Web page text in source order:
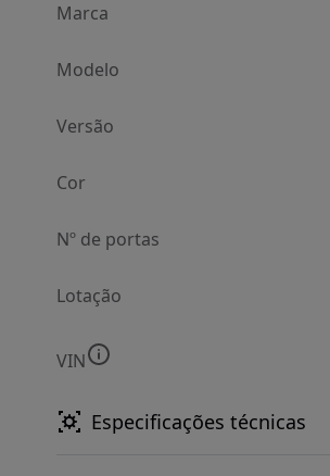
Marca
Modelo
Versão
Cor
Nº de portas
Lotação
VIN
Especificações técnicas